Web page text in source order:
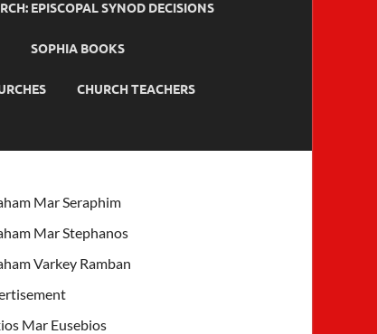
EPISCOPAL SYNOD DECISIONS
SOPHIA BOOKS
CHURCH TEACHERS
Mar Seraphim
Mar Stephanos
Varkey Ramban
Mar Eusebios